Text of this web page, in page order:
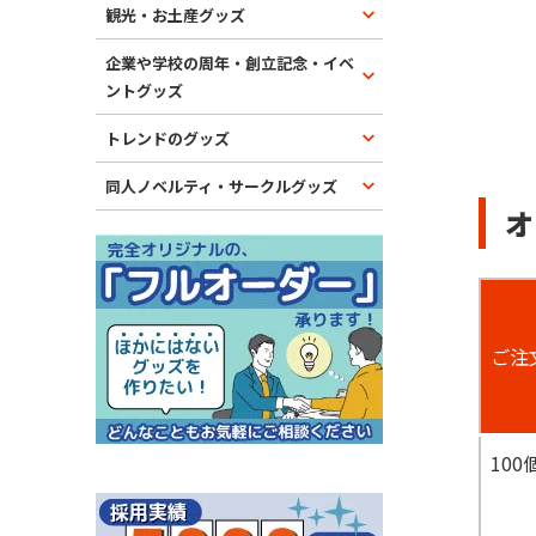
観光・お土産グッズ
企業や学校の周年・創立記念・イベ
ントグッズ
トレンドのグッズ
同人ノベルティ・サークルグッズ
ご注
100